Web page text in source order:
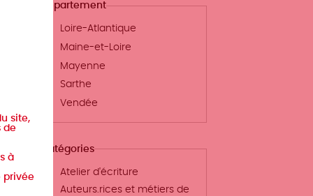
Département
Loire-Atlantique
Maine-et-Loire
Mayenne
Sarthe
Vendée
Catégories
Atelier d'écriture
Auteurs.rices et métiers de
à
site,
de
à
privée